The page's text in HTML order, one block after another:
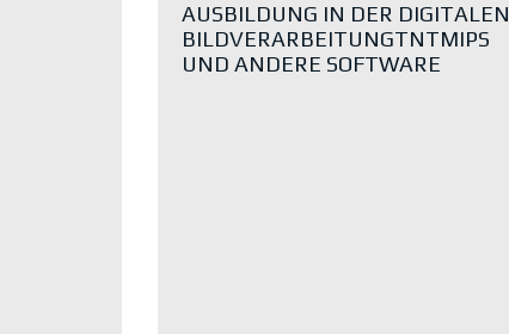
AUSBILDUNG IN DER DIGITALEN
BILDVERARBEITUNGTNTMIPS
UND ANDERE SOFTWARE